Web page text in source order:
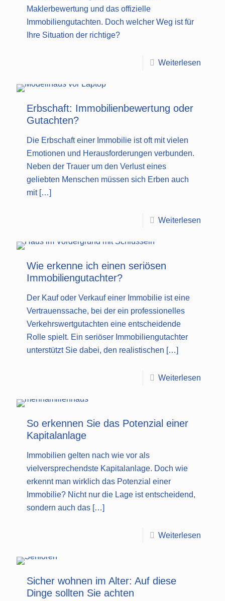
Maklerbewertung und das offizielle
Immobiliengutachten. Doch welcher Weg ist für
Ihre Situation der richtige?
Weiterlesen
Erbschaft: Immobilienbewertung oder
Gutachten?
Die Erbschaft einer Immobilie ist oft mit vielen
Emotionen und Herausforderungen verbunden.
Neben der Trauer um den Verlust eines
geliebten Menschen müssen sich Erben auch
mit[…]
Weiterlesen
Wie erkenne ich einen seriösen
Immobiliengutachter?
Der Kauf oder Verkauf einer Immobilie ist eine
Vertrauenssache, bei der ein professionelles
Verkehrswertgutachten eine entscheidende
Rolle spielt. Ein seriöser Immobiliengutachter
unterstützt Sie dabei, den realistischen […]
Weiterlesen
So erkennen Sie das Potenzial einer
Kapitalanlage
Immobilien gelten nach wie vor als
vielversprechendste Kapitalanlage. Doch wie
erkennt man wirklich das Potenzial einer
Immobilie? Nicht nur die Lage ist entscheidend,
sondern auch das […]
Weiterlesen
Sicher wohnen im Alter: Auf diese
Dinge sollten Sie achten